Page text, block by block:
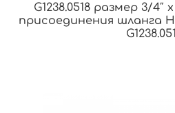
G1238.0518 размер 3/
присоединения шланга